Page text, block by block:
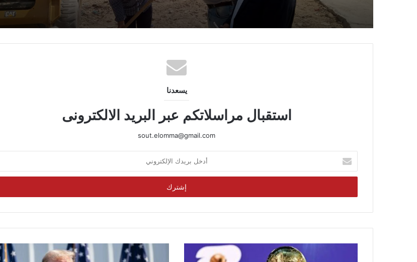
وتحسين الشوارع
لإعادة ضخ المياه سريعًا.. رئيس القابضة
للمياه يتابع إصلاح كسر الخط الناقل بالعلمين
يسعدنا
استقبال مراسلاتكم عبر البريد الالكترونى
sout.elomma@gmail.com
بريدك
الإلكتروني